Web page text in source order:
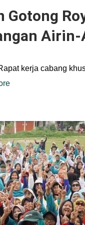
Gotong
Airin-
kerja cabang